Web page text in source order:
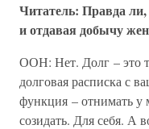
Читатель: Правда
и отдавая добычу
ООН: Нет. Долг – это
долговая расписка с
функция – отнимать у
созидать. Для себя. А